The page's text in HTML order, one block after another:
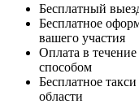
Бесплатный
Бесплатное
вашего участия
Оплата в
способом
Бесплатное
области